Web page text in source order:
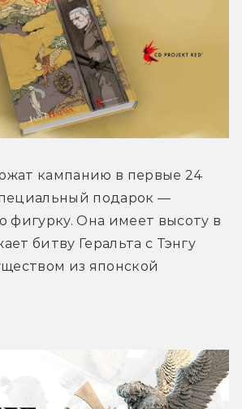
кампанию в первые 24
подарок —
фигурку. Она имеет высоту в
битву Геральта с Тэнгу
из японской